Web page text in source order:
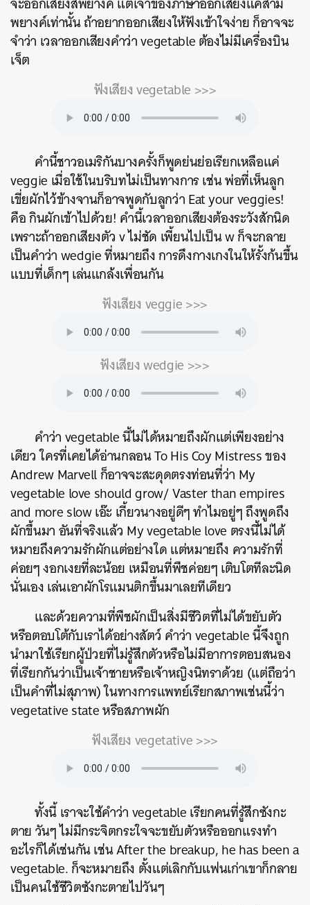
พยางค์เท่านั้น ถ้าอยากออกเสียงให้ฟังเข้าใจง่าย ก็อาจจะ
จำว่า เวลาออกเสียงคำว่า vegetable ต้องไม่มีเครื่องบิน
เจ็ต
ฟังเสียง vegetable >>>
คำนี้ชาวอเมริกันบางครั้งก็พูดย่นย่อเรียกเหลือแค่
veggie เมื่อใช้ในบริบทไม่เป็นทางการ เช่น พ่อที่เห็นลูก
เขี่ยผักไว้ข้างจานก็อาจพูดกับลูกว่า Eat your veggies!
คือ กินผักเข้าไปด้วย! คำนี้เวลาออกเสียงต้องระวังสักนิด
เพราะถ้าออกเสียงตัว v ไม่ชัด เพี้ยนไปเป็น w ก็จะกลาย
เป็นคำว่า wedgie ที่หมายถึง การดึงกางเกงในให้รั้งก้นขึ้น
แบบที่เด็กๆ เล่นแกล้งเพื่อนกัน
ฟังเสียง veggie >>>
ฟังเสียง wedgie >>>
คำว่า vegetable นี้ไม่ได้หมายถึงผักแต่เพียงอย่าง
เดียว ใครที่เคยได้อ่านกลอน To His Coy Mistress ของ
Andrew Marvell ก็อาจจะสะดุดตรงท่อนที่ว่า My
vegetable love should grow/ Vaster than empires
and more slow เอ๊ะ เกี้ยวนางอยู่ดีๆ ทำไมอยู่ๆ ถึงพูดถึง
ผักขึ้นมา อันที่จริงแล้ว My vegetable love ตรงนี้ไม่ได้
หมายถึงความรักผักแต่อย่างใด แต่หมายถึง ความรักที่
ค่อยๆ งอกเงยที่ละน้อย เหมือนที่พืชค่อยๆ เติบโตทีละนิด
นั่นเอง เล่นเอาผักโรแมนติกขึ้นมาเลยทีเดียว
และด้วยความที่พืชผักเป็นสิ่งมีชีวิตที่ไม่ได้ขยับตัว
หรือตอบโต้กับเราได้อย่างสัตว์ คำว่า vegetable นี้จึงถูก
นำมาใช้เรียกผู้ป่วยที่ไม่รู้สึกตัวหรือไม่มีอาการตอบสนอง
ที่เรียกกันว่าเป็นเจ้าชายหรือเจ้าหญิงนิทราด้วย (แต่ถือว่า
เป็นคำที่ไม่สุภาพ) ในทางการแพทย์เรียกสภาพเช่นนี้ว่า
vegetative state หรือสภาพผัก
ฟังเสียง vegetative >>>
ทั้งนี้ เราจะใช้คำว่า vegetable เรียกคนที่รู้สึกซังกะ
ตาย วันๆ ไม่มีกระจิตกระใจจะขยับตัวหรือออกแรงทำ
อะไรก็ได้เช่นกัน เช่น After the breakup, he has been a
vegetable. ก็จะหมายถึง ตั้งแต่เลิกกับแฟนเก่าเขาก็กลาย
เป็นคนใช้ชีวิตซังกะตายไปวันๆ
SHARE TWEET LINE EMAIL